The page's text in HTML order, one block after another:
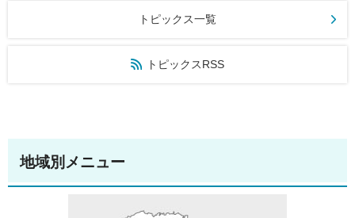
トピックス一覧
トピックスRSS
地域別メニュー